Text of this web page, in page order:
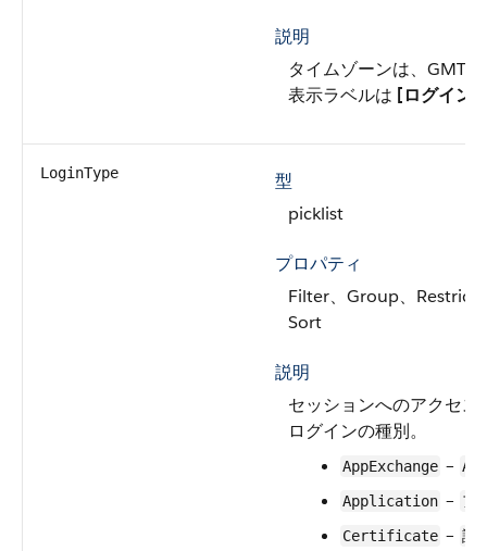
説明
タイムゾーンは、GMT
表示ラベルは [ログイン
LoginType
型
picklist
プロパティ
Filter、Group、
Sort
説明
セッションへのアクセス
ログインの種別。
AppExchange –
Application – ア
Certificate – 証